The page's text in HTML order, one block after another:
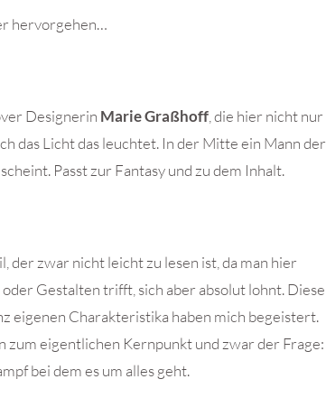
hervorgehen…
Designerin Marie Graßhoff , die hier nicht nur
das Licht das leuchtet. In der Mitte ein Mann der
Passt zur Fantasy und zu dem Inhalt.
der zwar nicht leicht zu lesen ist, da man hier
Gestalten trifft, sich aber absolut lohnt. Diese
eigenen Charakteristika haben mich begeistert.
eigentlichen Kernpunkt und zwar der Frage:
bei dem es um alles geht.